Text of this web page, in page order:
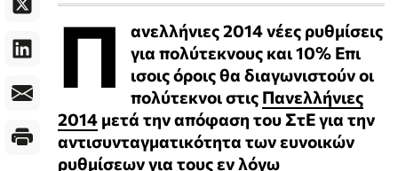
Π
ανελλήνιες 2014 νέες ρυθμίσεις
για πολύτεκνους και 10% Επι
ισοις όροις θα διαγωνιστούν οι
πολύτεκνοι στις Πανελλήνιες
2014 μετά την απόφαση του ΣτΕ για την
αντισυνταγματικότητα των ευνοικών
ρυθμίσεων για τους εν λόγω